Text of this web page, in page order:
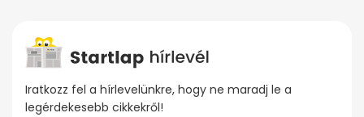
Iratkozz fel a hírlevelünkre, hogy ne maradj le a
legérdekesebb cikkekről!